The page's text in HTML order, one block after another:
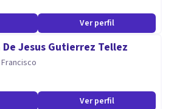
personal, emociones, duelo,
y sociales, grupos de encuentro.
como persona en tus
Ver perfil
De Jesus Gutierrez Tellez
Ver perfil